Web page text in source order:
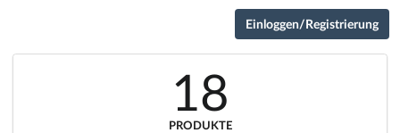
Einloggen/Registrierung
18
PRODUKTE